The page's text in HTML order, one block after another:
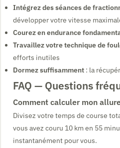
Intégrez des séances de
développer votre vitesse
Courez en endurance
Travaillez votre technique de
efforts inutiles
Dormez suffisamment : la
FAQ — Questions
Comment calculer mon
Divisez votre temps de course
vous avez couru 10 km en 55
instantanément pour vous.